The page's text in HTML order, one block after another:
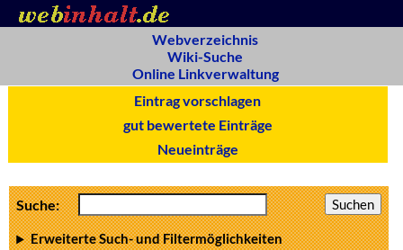
Webverzeichnis
Wiki-Suche
Online Linkverwaltung
Eintrag vorschlagen
gut bewertete Einträge
Neueinträge
Suche:
Erweiterte Such- und Filtermöglichkeiten